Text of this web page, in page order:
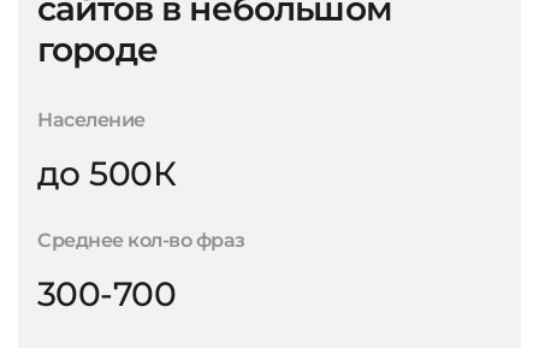
сайтов в небольшом
городе
Население
до 500К
Среднее кол-во фраз
300-700